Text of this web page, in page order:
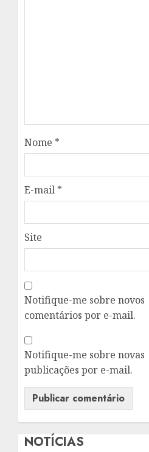
Nome *
E-mail *
Site
Notifique-me sobre novos
comentários por e-mail.
Notifique-me sobre novas
publicações por e-mail.
NOTÍCIAS